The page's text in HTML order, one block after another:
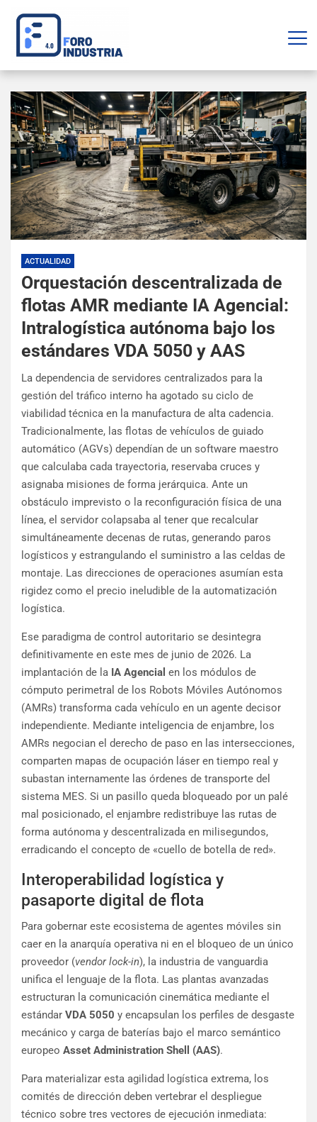
ACTUALIDAD
Orquestación descentralizada de
flotas AMR mediante IA Agencial:
Intralogística autónoma bajo los
estándares VDA 5050 y AAS
La dependencia de servidores centralizados para la
gestión del tráfico interno ha agotado su ciclo de
viabilidad técnica en la manufactura de alta cadencia.
Tradicionalmente, las flotas de vehículos de guiado
automático (AGVs) dependían de un software maestro
que calculaba cada trayectoria, reservaba cruces y
asignaba misiones de forma jerárquica. Ante un
obstáculo imprevisto o la reconfiguración física de una
línea, el servidor colapsaba al tener que recalcular
simultáneamente decenas de rutas, generando paros
logísticos y estrangulando el suministro a las celdas de
montaje. Las direcciones de operaciones asumían esta
rigidez como el precio ineludible de la automatización
logística.
Ese paradigma de control autoritario se desintegra
definitivamente en este mes de junio de 2026. La
implantación de la IA Agencial en los módulos de
cómputo perimetral de los Robots Móviles Autónomos
(AMRs) transforma cada vehículo en un agente decisor
independiente. Mediante inteligencia de enjambre, los
AMRs negocian el derecho de paso en las intersecciones,
comparten mapas de ocupación láser en tiempo real y
subastan internamente las órdenes de transporte del
sistema MES. Si un pasillo queda bloqueado por un palé
mal posicionado, el enjambre redistribuye las rutas de
forma autónoma y descentralizada en milisegundos,
erradicando el concepto de «cuello de botella de red».
Interoperabilidad logística y
pasaporte digital de flota
Para gobernar este ecosistema de agentes móviles sin
caer en la anarquía operativa ni en el bloqueo de un único
proveedor (vendor lock-in), la industria de vanguardia
unifica el lenguaje de la flota. Las plantas avanzadas
estructuran la comunicación cinemática mediante el
estándar VDA 5050 y encapsulan los perfiles de desgaste
mecánico y carga de baterías bajo el marco semántico
europeo Asset Administration Shell (AAS).
Para materializar esta agilidad logística extrema, los
comités de dirección deben vertebrar el despliegue
técnico sobre tres vectores de ejecución inmediata: